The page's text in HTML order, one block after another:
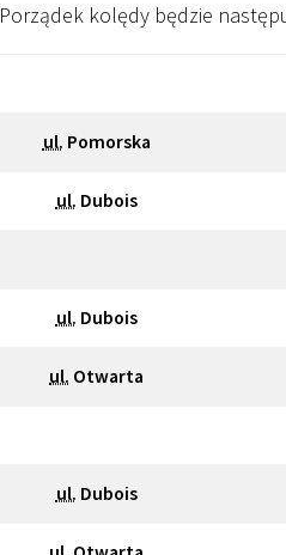
Porządek kolędy będzie
ul. Pomorska
ul. Dubois
ul. Dubois
ul. Otwarta
ul. Dubois